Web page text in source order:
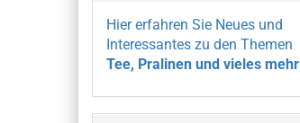
Hier erfahren Sie Neues und
Interessantes zu den Themen
Tee, Pralinen und vieles mehr